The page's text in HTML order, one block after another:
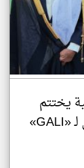
يختتم
مشاركته بالبرنامج الصيفي لـ «GALI»